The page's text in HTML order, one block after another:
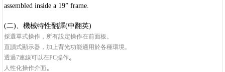
assembled inside a 19” frame.
(二)、機械特性翻譯(中翻英)
採選單式操作，所有設定操作在前面板。
直讀式顯示器，加上背光功能適用於各種環境。
透過7連線可以在PC操作。
人性化操作介面。